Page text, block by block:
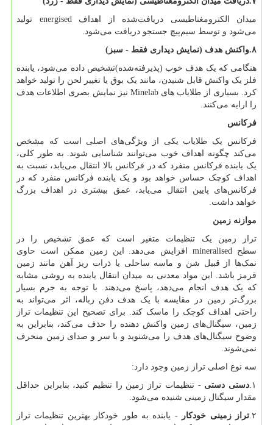
میدان الکترومغناطیسی دریافت‌شده از اهداف energised تولید
می‌شود و توسط سیم‌پیچ جستجو دریافت می‌شود.
۸.واکنش هدف (نمایش دیداری فقط - سبز)
هنگامی که یک هدف خوب (پذیرفته‌شده)تشخیص داده می‌شود، یابنده
فلز یک واکنش قابل شنیدن، مانند یک بوق یا تغییر لحن را تولید خواهد
کرد. بسیاری از طلایاب های Minelab نیز نمایش بصری اطلاعات هدف
را ارایه می‌کنند.
فرکانس
فرکانس یک طلایاب یکی از ویژگی‌های اصلی است که مشخص
می‌کند چگونه اهداف خوب می‌توانند شناسایی شوند. به طور کلی،
یک یابنده فرکانس منفرد که در فرکانس بالا انتقال می‌یابد، نسبت به
اهداف کوچک حساس خواهد بود و یک یابنده فرکانس منفرد که در
فرکانس‌های پایین انتقال می‌یابد، عمق بیشتری در اهداف بزرگ
خواهد داشت.
موازنه زمین
تراز زمین یک تنظیمات متغیر است که عمق تشخیص را در
سطح mineralised افزایش می‌دهد. این زمین ممکن است حاوی
نمک‌ها از قبیل شن و ماسه ساحلی یا ذرات ریز آهن مانند زمین
قرمز باشد. این مواد معدنی به میدان انتقال یابنده به روشی مشابه
که یک هدف انجام می‌دهد، پاسخ می‌دهند. با توجه به جرم بسیار
بزرگ‌تر زمین در مقایسه با یک هدف دفن زباله، اثر می‌تواند به
راحتی اهداف کوچک را ماسک کند. برای تصحیح این تنظیمات تراز
زمین، سیگنال‌های زمین واکنش دهنده را حذف می‌کند، بنابراین به
وضوح سیگنال‌های هدف را می‌شنوید و با سر و صدای زمین منحرف
نمی‌شوند.
سه نوع اصلی تراز زمین وجود دارد :
۱. دستی دستی - تنظیمات تراز زمین را تنظیم کنید، بنابراین حداقل
مقدار سیگنال زمینی شنیده می‌شود.
۲. تراز زمینی خودکار
- یابنده به طور خودکار بهترین تنظیمات تراز